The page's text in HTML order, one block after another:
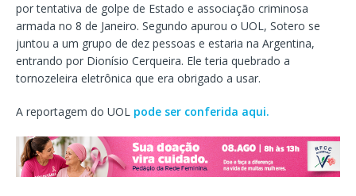
por tentativa de golpe de Estado e associação criminosa
armada no 8 de Janeiro. Segundo apurou o UOL, Sotero se
juntou a um grupo de dez pessoas e estaria na Argentina,
entrando por Dionísio Cerqueira. Ele teria quebrado a
tornozeleira eletrônica que era obrigado a usar.
A reportagem do UOL pode ser conferida aqui.